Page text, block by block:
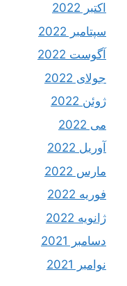
اکتبر 2022
سپتامبر 2022
آگوست 2022
جولای 2022
ژوئن 2022
می 2022
آوریل 2022
مارس 2022
فوریه 2022
ژانویه 2022
دسامبر 2021
نوامبر 2021